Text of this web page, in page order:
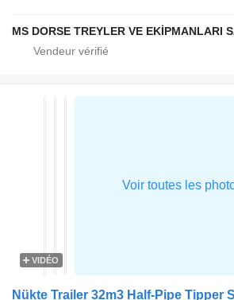
VIDÉO
Nükte Trailer 32m3 Half-Pipe Tipper